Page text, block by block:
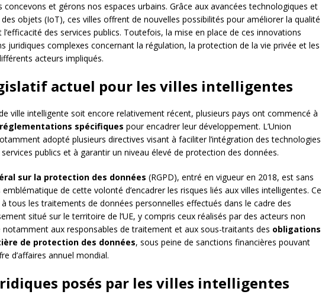
et gérons nos espaces urbains. Grâce aux avancées technologiques et
des objets (IoT), ces villes offrent de nouvelles possibilités pour améliorer la qualité
des services publics. Toutefois, la mise en place de ces innovations
juridiques complexes concernant la régulation, la protection de la vie privée et les
acteurs impliqués.
actuel pour les villes intelligentes
ville intelligente soit encore relativement récent, plusieurs pays ont commencé à
réglementations spécifiques pour encadrer leur développement. L’Union
adopté plusieurs directives visant à faciliter l’intégration des technologies
publics et à garantir un niveau élevé de protection des données.
sur la protection des données (RGPD), entré en vigueur en 2018, est sans
de cette volonté d’encadrer les risques liés aux villes intelligentes. Ce
à tous les traitements de données personnelles effectués dans le cadre des
situé sur le territoire de l’UE, y compris ceux réalisés par des acteurs non
notamment aux responsables de traitement et aux sous-traitants des obligations
de protection des données, sous peine de sanctions financières pouvant
d’affaires annuel mondial.
posés par les villes intelligentes